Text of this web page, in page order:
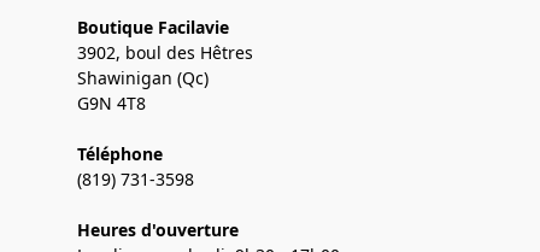
Boutique Facilavie
3902, boul des Hêtres
Shawinigan (Qc)
G9N 4T8
Téléphone
(819) 731-3598
Heures d'ouverture